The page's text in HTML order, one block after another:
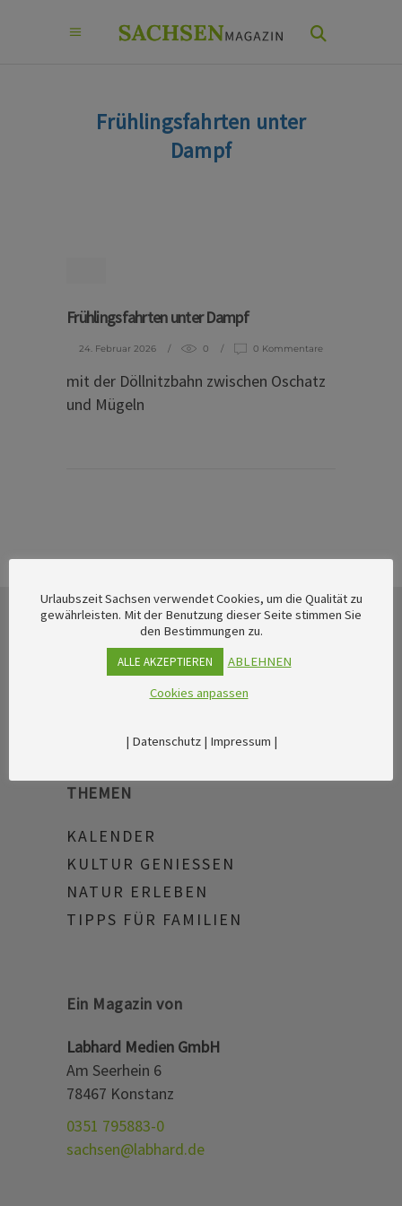
Frühlingsfahrten unter
Dampf
Frühlingsfahrten unter Dampf
24. Februar 2026 0 0 Kommentare
mit der Döllnitzbahn zwischen Oschatz
und Mügeln
THEMEN
KALENDER
KULTUR GENIESSEN
NATUR ERLEBEN
TIPPS FÜR FAMILIEN
Ein Magazin von
Labhard Medien GmbH
Am Seerhein 6
78467 Konstanz
0351 795883-0
sachsen@labhard.de
Urlaubszeit Sachsen verwendet Cookies, um die Qualität zu
gewährleisten. Mit der Benutzung dieser Seite stimmen Sie
den Bestimmungen zu.
ALLE AKZEPTIEREN
ABLEHNEN
Cookies anpassen
| Datenschutz| Impressum |